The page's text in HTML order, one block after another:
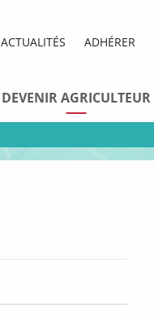
ACTUALITÉS ADHÉRER
DEVENIR AGRICULTEUR